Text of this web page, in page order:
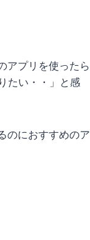
アプリを使ったら
たい・・」と感
のにおすすめのア